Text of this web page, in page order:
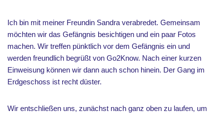
Ich bin mit meiner Freundin Sandra verabredet. Gemeinsam
möchten wir das Gefängnis besichtigen und ein paar Fotos
machen. Wir treffen pünktlich vor dem Gefängnis ein und
werden freundlich begrüßt von Go2Know. Nach einer kurzen
Einweisung können wir dann auch schon hinein. Der Gang im
Erdgeschoss ist recht düster.
Wir entschließen uns, zunächst nach ganz oben zu laufen, um